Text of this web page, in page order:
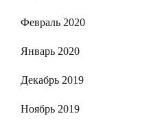
Февраль 2020
Январь 2020
Декабрь 2019
Ноябрь 2019